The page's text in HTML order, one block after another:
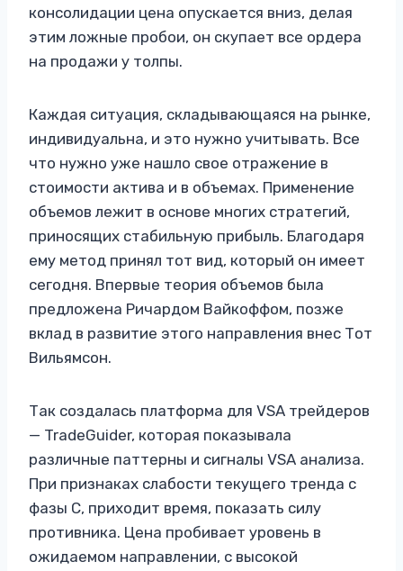
консолидации цена опускается вниз, делая
этим ложные пробои, он скупает все ордера
на продажи у толпы.
Каждая ситуация, складывающаяся на рынке,
индивидуальна, и это нужно учитывать. Все
что нужно уже нашло свое отражение в
стоимости актива и в объемах. Применение
объемов лежит в основе многих стратегий,
приносящих стабильную прибыль. Благодаря
ему метод принял тот вид, который он имеет
сегодня. Впервые теория объемов была
предложена Ричардом Вайкоффом, позже
вклад в развитие этого направления внес Тот
Вильямсон.
Так создалась платформа для VSA трейдеров
— TradeGuider, которая показывала
различные паттерны и сигналы VSA анализа.
При признаках слабости текущего тренда с
фазы C, приходит время, показать силу
противника. Цена пробивает уровень в
ожидаемом направлении, с высокой